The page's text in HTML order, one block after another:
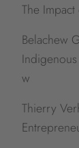
The
Belachew
w
Thierry